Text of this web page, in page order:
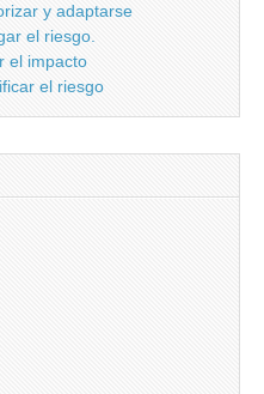
y adaptarse
el riesgo.
el impacto
el riesgo